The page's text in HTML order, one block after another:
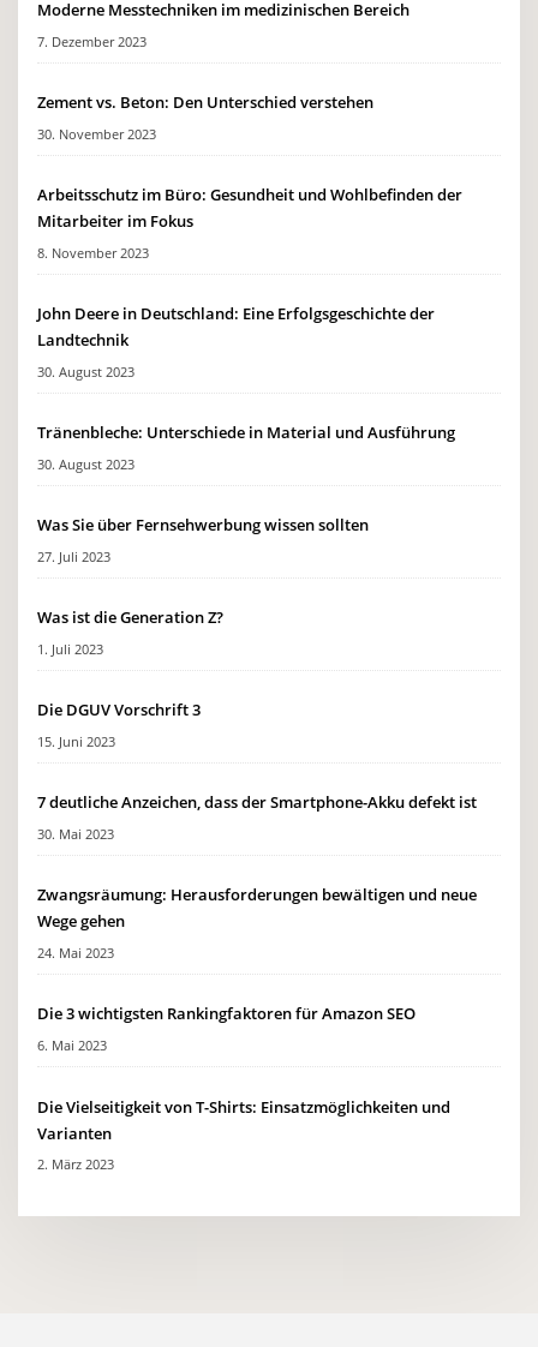
Moderne Messtechniken im medizinischen Bereich
7. Dezember 2023
Zement vs. Beton: Den Unterschied verstehen
30. November 2023
Arbeitsschutz im Büro: Gesundheit und Wohlbefinden der
Mitarbeiter im Fokus
8. November 2023
John Deere in Deutschland: Eine Erfolgsgeschichte der
Landtechnik
30. August 2023
Tränenbleche: Unterschiede in Material und Ausführung
30. August 2023
Was Sie über Fernsehwerbung wissen sollten
27. Juli 2023
Was ist die Generation Z?
1. Juli 2023
Die DGUV Vorschrift 3
15. Juni 2023
7 deutliche Anzeichen, dass der Smartphone-Akku defekt ist
30. Mai 2023
Zwangsräumung: Herausforderungen bewältigen und neue
Wege gehen
24. Mai 2023
Die 3 wichtigsten Rankingfaktoren für Amazon SEO
6. Mai 2023
Die Vielseitigkeit von T-Shirts: Einsatzmöglichkeiten und
Varianten
2. März 2023